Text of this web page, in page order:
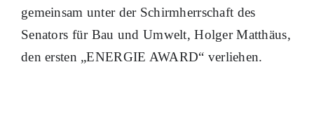
gemeinsam unter der Schirmherrschaft des
Senators für Bau und Umwelt, Holger Matthäus,
den ersten „ENERGIE AWARD“ verliehen.